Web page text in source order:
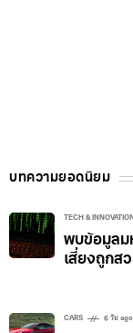
บทความยอดนิยม
TECH & INNOVATION
พบข้อมูลม
เสี่ยงถูกส
CARS 6 วัน ago